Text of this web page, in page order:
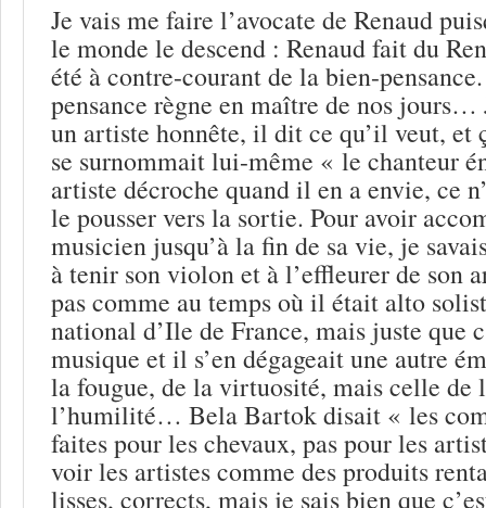
Je vais me faire l’avocate de Renaud
le monde le descend : Renaud fait du
été à contre-courant de la bien-
pensance règne en maître de nos jours…
un artiste honnête, il dit ce qu’il veut, et
se surnommait lui-même « le chanteur
artiste décroche quand il en a envie, ce
le pousser vers la sortie. Pour avoir
musicien jusqu’à la fin de sa vie, je
à tenir son violon et à l’effleurer de son
pas comme au temps où il était alto
national d’Ile de France, mais juste que
musique et il s’en dégageait une autre
la fougue, de la virtuosité, mais celle de
l’humilité… Bela Bartok disait « les
faites pour les chevaux, pas pour les
voir les artistes comme des produits
lisses, corrects, mais je sais bien que